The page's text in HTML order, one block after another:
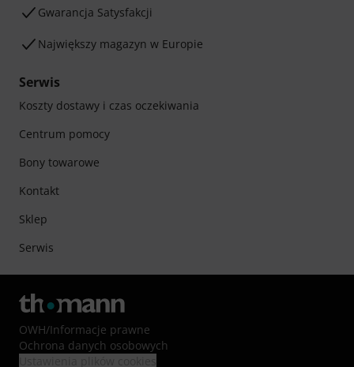
Gwarancja Satysfakcji
Największy magazyn w Europie
Serwis
Koszty dostawy i czas oczekiwania
Centrum pomocy
Bony towarowe
Kontakt
Sklep
Serwis
OWH/Informacje prawne
Ochrona danych osobowych